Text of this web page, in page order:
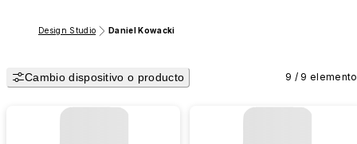
sus pinturas. En abril de 2025, la primera exposición individual de
Design Studio Daniel Kowacki
Cambio dispositivo o producto 9 / 9